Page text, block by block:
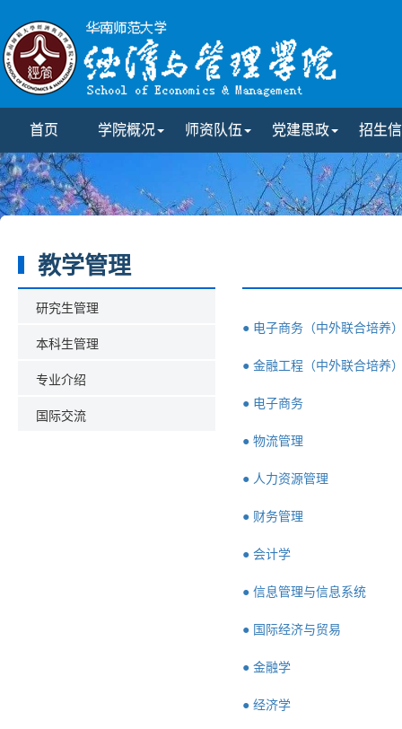
首页 学院概况 师资队伍 党建思政 招生
教学管理
研究生管理
本科生管理
专业介绍
国际交流
● 电子商务（中外联合培养
● 金融工程（中外联合培养
● 电子商务
● 物流管理
● 人力资源管理
● 财务管理
● 会计学
● 信息管理与信息系统
● 国际经济与贸易
● 金融学
● 经济学